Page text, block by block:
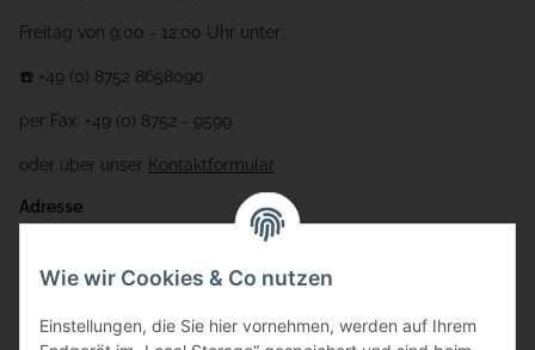
Freitag von 9:00 - 12:00 Uhr unter:
☎️ +49 (0) 8752 8658090
per Fax: +49 (0) 8752 - 9599
oder über unser Kontaktformular
Adresse
Gewerbering 17
84072 Au i.d. Hallertau
Wie wir Cookies & Co nutzen
Einstellungen, die Sie hier vornehmen, werden auf Ihrem